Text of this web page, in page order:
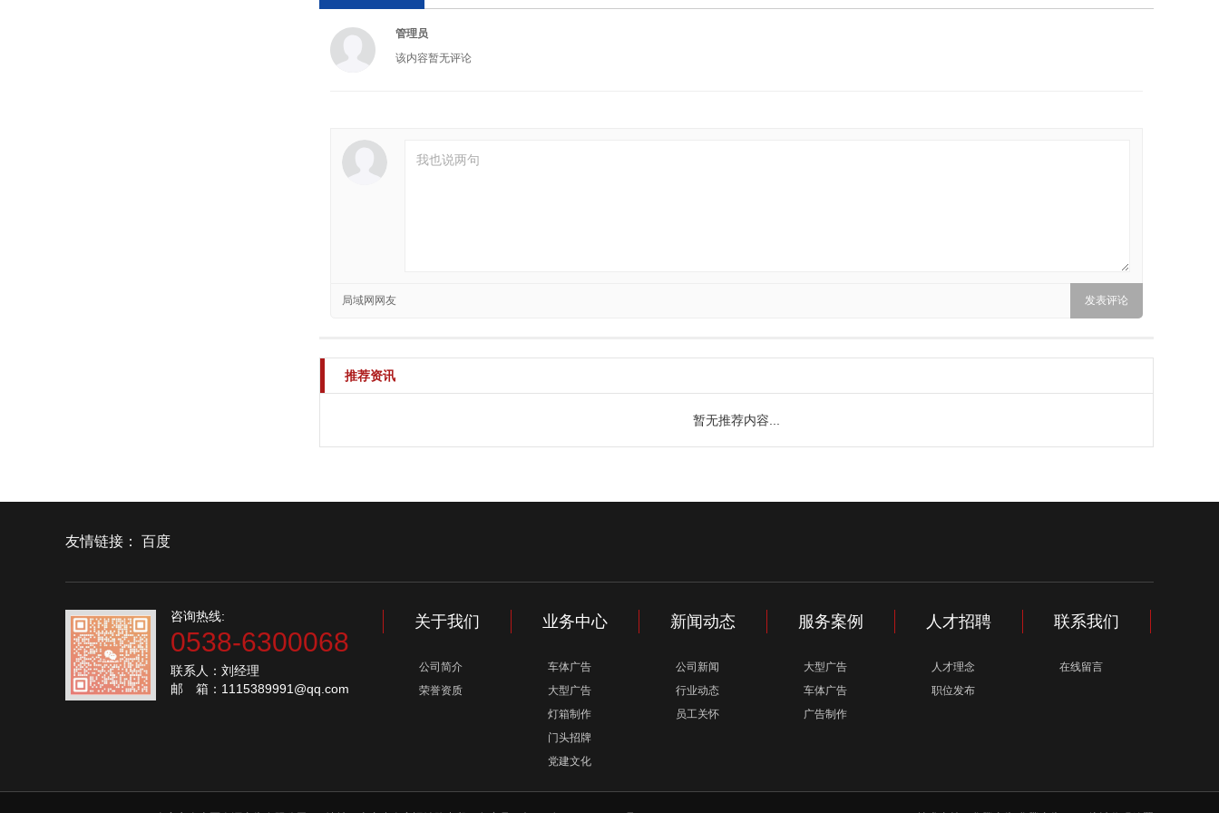
管理员
该内容暂无评论
局域网网友
推荐资讯
暂无推荐内容...
友情链接： 百度
咨询热线:
0538-6300068
联系人：刘经理
邮 箱：1115389991@qq.com
关于我们
公司简介
荣誉资质
业务中心
车体广告
大型广告
灯箱制作
门头招牌
党建文化
新闻动态
公司新闻
行业动态
员工关怀
服务案例
大型广告
车体广告
广告制作
人才招聘
人才理念
职位发布
联系我们
在线留言